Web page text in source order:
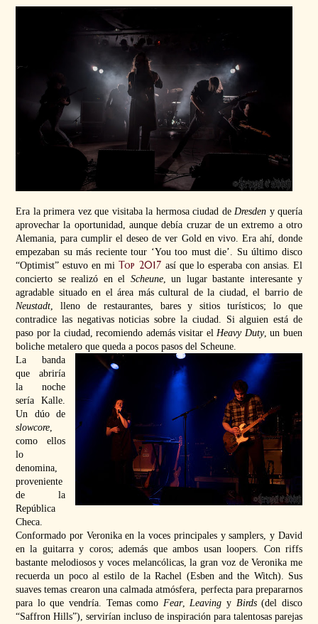
Era la primera vez que visitaba la hermosa ciudad de Dresden y quería
aprovechar la oportunidad, aunque debía cruzar de un extremo a otro
Alemania, para cumplir el deseo de ver Golden vivo. Era ahí, donde
empezaban su más reciente tour ‘You too must die’. Su último disco
“Optimist” estuvo en mi Top 2017 así que lo esperaba con ansias. El
concierto se realizó en el Scheune, un lugar bastante interesante y
agradable situado en el área más cultural de la ciudad, el barrio de
Neustadt, lleno de restaurantes, bares y sitios turísticos; lo que
contradice las negativas noticias sobre la ciudad. Si alguien está de
paso por la ciudad, recomiendo además visitar elHeavy Duty, un buen
boliche metalero que queda a pocos pasos del Scheune.
La banda
que abriría
la noche
sería Kalle.
Un dúo de
slowcore,
como ellos
lo
denomina,
proveniente
de la
República
Checa.
Conformado por Veronika en la voces principales y samplers, y David
en la guitarra y coros; además que ambos usan loopers. Con riffs
bastante melodiosos y voces melancólicas, la gran voz de Veronika me
recuerda un poco al estilo de la Rachel (Esben and the Witch). Sus
suaves temas crearon una calmada atmósfera, perfecta para prepararnos
para lo que vendría. Temas como Fear,Leaving y Birds(del disco
“Saffron Hills”), servirían incluso de inspiración para talentosas parejas